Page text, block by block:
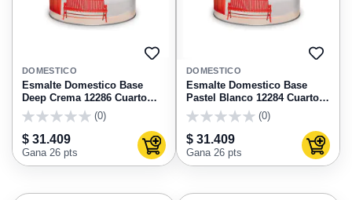
AGREGAR
FAVORITOS
DOMESTICO
Esmalte Domestico Base
Deep Crema 12286 Cuarto
Pintuco
(0)
$ 31.409
Gana 26 pts Agregar al carrito
DOMESTICO
Esmalte Domestico Base
Pastel Blanco 12284 Cuarto
Pintuco
(0)
$ 31.409
Gana 26 pts